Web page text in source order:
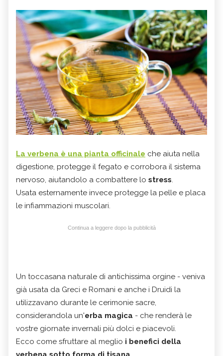
La verbena è una pianta officinale che aiuta nella
digestione, protegge il fegato e corrobora il sistema
nervoso, aiutandolo a combattere lo stress.
Usata esternamente invece protegge la pelle e placa
le infiammazioni muscolari.
Continua a leggere dopo la pubblicità
Un toccasana naturale di antichissima orgine - veniva
già usata da Greci e Romani e anche i Druidi la
utilizzavano durante le cerimonie sacre,
considerandola un'erba magica - che renderà le
vostre giornate invernali più dolci e piacevoli.
Ecco come sfruttare al meglio i benefici della